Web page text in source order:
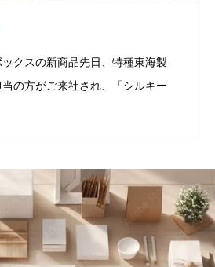
クスの新商品先日、特種東海製
の方がご来社され、「シルキー